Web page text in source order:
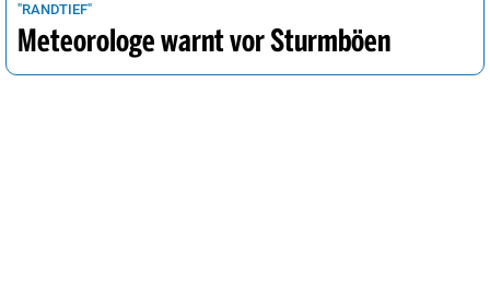
"RANDTIEF"
Meteorologe warnt vor Sturmböen